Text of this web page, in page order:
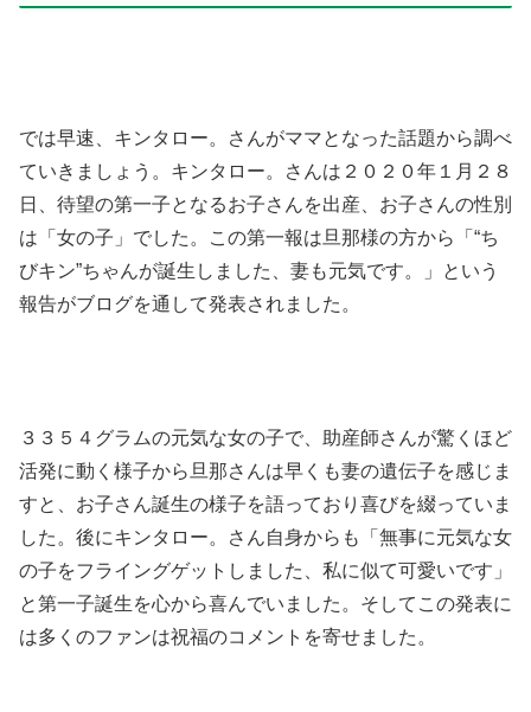
では早速、キンタロー。さんがママとなった話題から調べ
ていきましょう。キンタロー。さんは２０２０年１月２８
日、待望の第一子となるお子さんを出産、お子さんの性別
は「女の子」でした。この第一報は旦那様の方から「“ち
びキン”ちゃんが誕生しました、妻も元気です。」という
報告がブログを通して発表されました。
３３５４グラムの元気な女の子で、助産師さんが驚くほど
活発に動く様子から旦那さんは早くも妻の遺伝子を感じま
すと、お子さん誕生の様子を語っており喜びを綴っていま
した。後にキンタロー。さん自身からも「無事に元気な女
の子をフライングゲットしました、私に似て可愛いです」
と第一子誕生を心から喜んでいました。そしてこの発表に
は多くのファンは祝福のコメントを寄せました。